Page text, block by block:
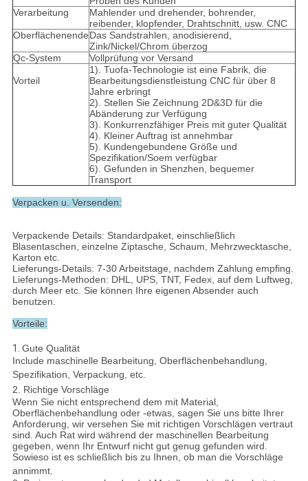
Verarbeitung
Mahlender und drehender, bohrender,
reibender, klopfender, Drahtschnitt, usw. CNC
OberflächenendeDas Sandstrahlen, anodisierend,
Zink/Nickel/Chrom überzog
Qc-System
Vollprüfung vor Versand
Vorteil
1). Tuofa-Technologie ist eine Fabrik, die
Bearbeitungsdienstleistung CNC für über 8
Jahre erbringt
2). Stellen Sie Zeichnung 2D&3D für die
Abänderung zur Verfügung
3). Konkurrenzfähiger Preis mit guter Qualität
4). Kleiner Auftrag ist annehmbar
5). Kundengebundene Größe und
Spezifikation/Soem verfügbar
6). Gefunden in Shenzhen, bequemer
Transport
Verpacken u. Versenden:
Verpackende Details: Standardpaket, einschließlich
Blasentaschen, einzelne Ziptasche, Schaum, Mehrzwecktasche,
Karton etc.
Lieferungs-Details: 7-30 Arbeitstage, nachdem Zahlung empfing.
Lieferungs-Methoden: DHL, UPS, TNT, Fedex, auf dem Luftweg,
durch Meer etc. Sie können Ihre eigenen Absender auch
benutzen.
Vorteile:
1. Gute Qualität
Include maschinelle Bearbeitung, Oberflächenbehandlung,
Spezifikation, Verpackung, etc.
2. Richtige Vorschläge
Wenn Sie nicht entsprechend dem mit Material,
Oberflächenbehandlung oder -etwas, sagen Sie uns bitte Ihrer
Anforderung, wir versehen Sie mit richtigen Vorschlägen vertraut
sind. Auch Rat wird während der maschinellen Bearbeitung
gegeben, wenn Ihr Entwurf nicht gut genug gefunden wird.
Sowieso ist es schließlich bis zu Ihnen, ob man die Vorschläge
annimmt.